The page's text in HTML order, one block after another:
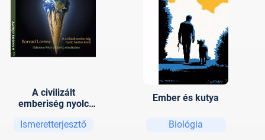
A civilizált
emberiség nyolc
Ismeretterjesztő
Ember és kutya
Biológia